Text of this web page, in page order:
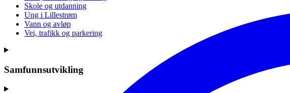
Skole og utdanning
Ung i Lillestrøm
Vann og avløp
Vei, trafikk og parkering
Samfunnsutvikling